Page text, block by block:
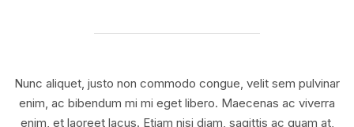
Nunc aliquet, justo non commodo congue, velit sem pulvinar
enim, ac bibendum mi mi eget libero. Maecenas ac viverra
enim, et laoreet lacus. Etiam nisi diam, sagittis ac quam at,